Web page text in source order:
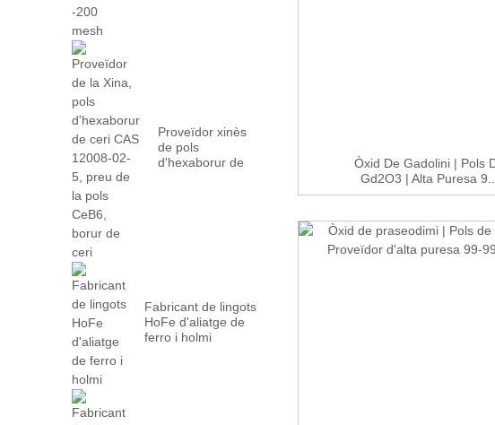
Proveïdor xinès
de pols
d'hexaborur de
Fabricant de lingots
HoFe d'aliatge de
ferro i holmi
Òxid De Gadolini | Pols
Gd2O3 | Alta Puresa